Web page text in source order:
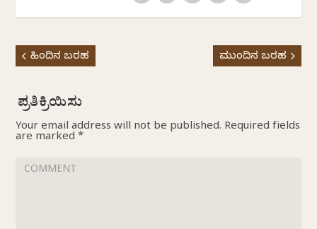
ಹಿಂದಿನ ಬರಹ ಮುಂದಿನ ಬರಹ
Your email address will not be published. Required fields
are marked *